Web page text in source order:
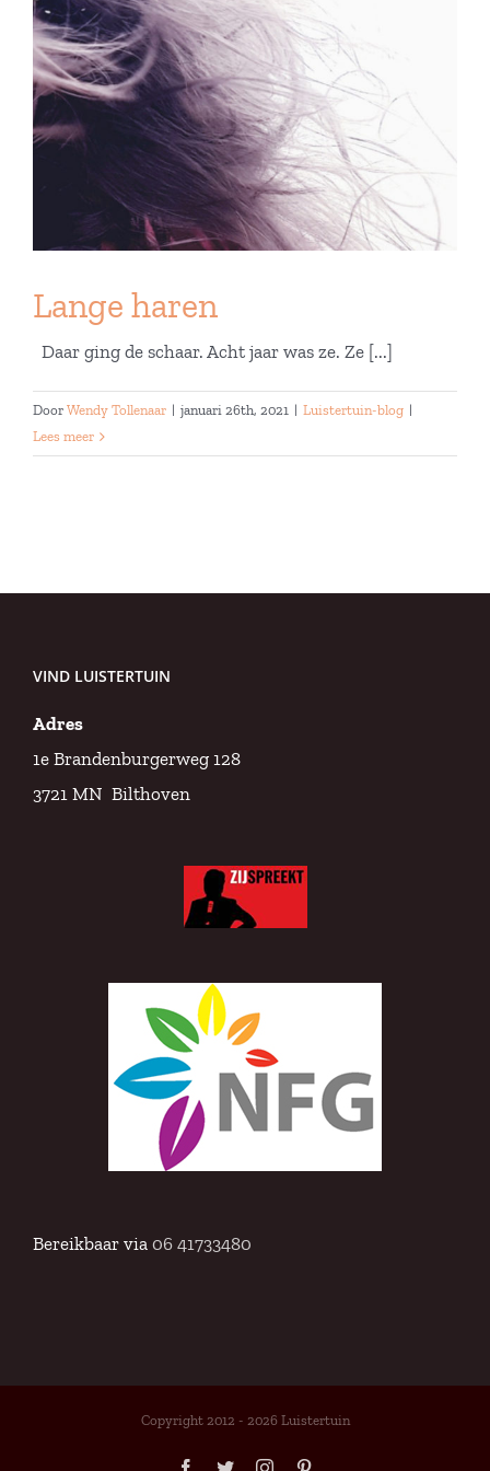
Lange haren
Daar ging de schaar. Acht jaar was ze. Ze [...]
Door Wendy Tollenaar | januari 26th, 2021 | Luistertuin-blog |
Lees meer
VIND LUISTERTUIN
Adres
1e Brandenburgerweg 128
3721 MN Bilthoven
Bereikbaar via 06 41733480
Copyright 2012 - 2026 Luistertuin
Facebook
TwitterInstagram